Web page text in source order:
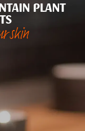
PLANT
skin